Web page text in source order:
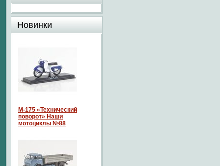
Новинки
М-175 «Технический
поворот» Наши
мотоциклы №88